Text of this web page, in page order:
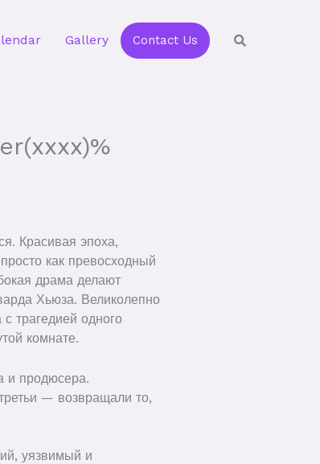
Gallery Contact Us
Красивая эпоха,
как превосходный
драма делают
Хьюза. Великолепно
трагедией одного
комнате.
и продюсера.
— возвращали то,
уязвимый и